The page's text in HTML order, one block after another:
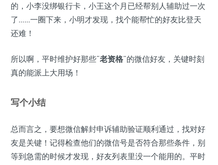
的，小李没绑银行卡，小王这个月已经帮别人辅助过一次
了……一圈下来，小明才发现，找个能帮忙的好友比登天
还难！
所以啊，平时维护好那些“老资格”的微信好友，关键时刻
真的能派上大用场！
写个小结
总而言之，要想微信解封申诉辅助验证顺利通过，找对好
友是关键！记得检查他们的微信号是否符合那些条件，别
等到急需的时候才发现，好友列表里没一个能用的。平时